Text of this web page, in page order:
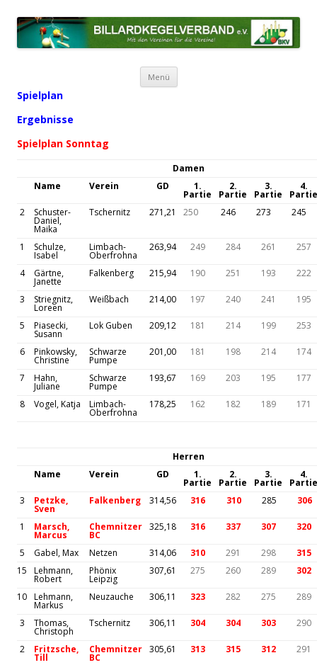
Menü
Zum Inhalt springen
Spielplan
Ergebnisse
Spielplan Sonntag
Damen
Name
Verein GD 1.
Partie
2.
Partie
3.
Partie
4.
Partie
2
Schuster-
Daniel,
Maika
Tschernitz 271,21 250 246 273 245
1 Schulze,
Isabel
Limbach-
Oberfrohna
263,94 249 284 261 257
4 Gärtne,
Janette
Falkenberg 215,94 190 251 193 222
3 Striegnitz,
Loreen
Weißbach 214,00 197 240 241 195
5 Piasecki,
Susann
Lok Guben 209,12 181 214 199 253
6 Pinkowsky,
Christine
Schwarze
Pumpe
201,00 181 198 214 174
7 Hahn,
Juliane
Schwarze
Pumpe
193,67 169 203 195 177
8 Vogel, Katja Limbach-
Oberfrohna
178,25 162 182 189 171
Herren
Name
Verein GD 1.
Partie
2.
Partie
3.
Partie
4.
Partie
3
Petzke,
Sven
Falkenberg 314,56 316 310 285 306
1 Marsch,
Marcus
Chemnitzer
BC
325,18 316 337 307 320
5 Gabel, Max Netzen 314,06 310 291 298
315
15
Lehmann,
Robert
Phönix
Leipzig
307,61 275 260 289 302
10 Lehmann,
Markus
Neuzauche 306,11 323 282 275 289
3 Thomas,
Christoph
Tschernitz 306,11 304 304 303 290
2 Fritzsche,
Till
Chemnitzer
BC
305,61 313 315 312 291